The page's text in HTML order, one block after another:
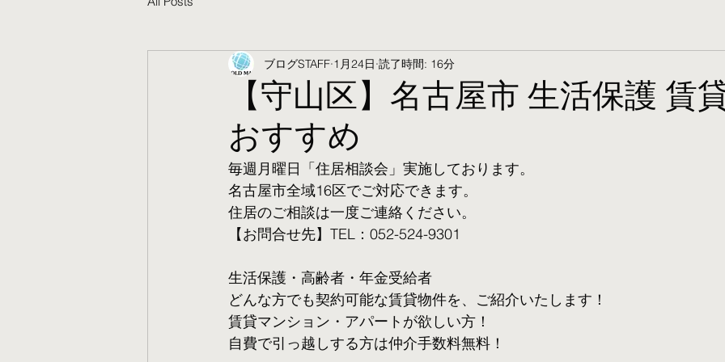
【守山区】名古屋市 生活保護 賃
おすすめ
ブログSTAFF 1月24日 読了時間: 16分
毎週月曜日「住居相談会」実施しております。
名古屋市全域16区でご対応できます。
住居のご相談は一度ご連絡ください。
【お問合せ先】TEL：052-524-9301
生活保護・高齢者・年金受給者
​どんな方でも契約可能な賃貸物件を、ご紹介いたします！
賃貸マンション・アパートが欲しい方！
自費で引っ越しする方は仲介手数料無料！